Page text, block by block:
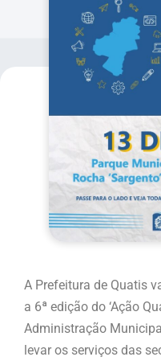
A Prefeitura de Quatis
a 6ª edição do ‘Ação
Administração
levar os serviços das